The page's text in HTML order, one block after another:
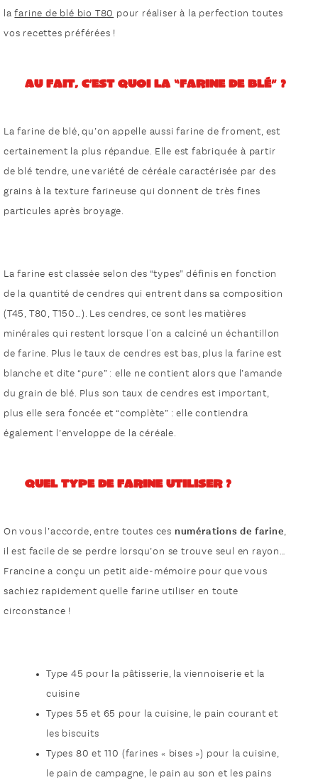
lafarine de blé bio T80 pour réaliser à la perfection toutes
vos recettes préférées !
Au fait, c’est quoi la “farine de blé” ?
La farine de blé, qu’on appelle aussi farine de froment, est
certainement la plus répandue. Elle est fabriquée à partir
de blé tendre, une variété de céréale caractérisée par des
grains à la texture farineuse qui donnent de très fines
particules après broyage.
La farine est classée selon des “types” définis en fonction
de la quantité de cendres qui entrent dans sa composition
(T45, T80, T150…). Les cendres, ce sont les matières
minérales qui restent lorsque l'on a calciné un échantillon
de farine. Plus le taux de cendres est bas, plus la farine est
blanche et dite “pure” : elle ne contient alors que l’amande
du grain de blé. Plus son taux de cendres est important,
plus elle sera foncée et “complète” : elle contiendra
également l’enveloppe de la céréale.
Quel type de farine utiliser ?
On vous l’accorde, entre toutes ces numérations de farine,
il est facile de se perdre lorsqu’on se trouve seul en rayon…
Francine a conçu un petit aide-mémoire pour que vous
sachiez rapidement quelle farine utiliser en toute
circonstance !
Type 45 pour la pâtisserie, la viennoiserie et la
cuisine
Types 55 et 65 pour la cuisine, le pain courant et
les biscuits
Types 80 et 110 (farines « bises ») pour la cuisine,
le pain de campagne, le pain au son et les pains